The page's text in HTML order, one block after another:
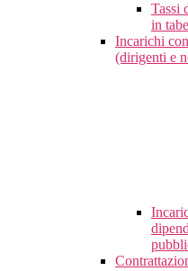
Tassi
in
Incarichi
(dirigenti e